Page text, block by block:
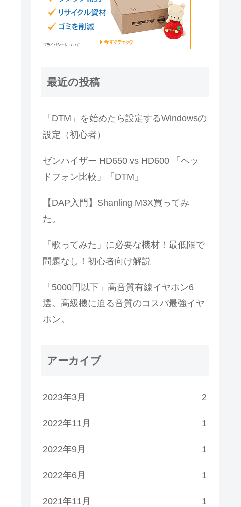
最近の投稿
「DTM」を始めたら設定するWindowsの
設定（初心者）
ゼンハイザー HD650 vs HD600 「ヘッ
ドフォン比較」「DTM」
【DAP入門】Shanling M3X買ってみ
た。
「歌ってみた」に必要な機材！最低限で
問題なし！初心者向け解説
「5000円以下」高音質有線イヤホン6
選。高級機に迫る音質のコスパ最強イヤ
ホン。
アーカイブ
2023年3月 2
2022年11月 1
2022年9月 1
2022年6月 1
2021年11月 1